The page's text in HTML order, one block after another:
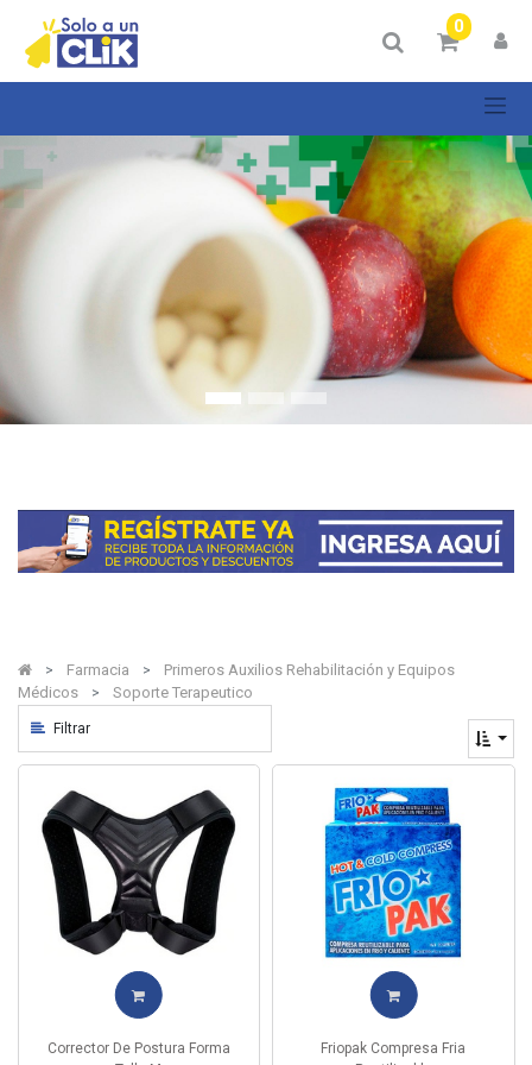
0
Farmacia
Primeros Auxilios Rehabilitación y Equipos
Médicos
Soporte Terapeutico
Filtrar
Mostrar
Categorías
Mostrar
opciones
Corrector De Postura Forma
Friopak Compresa Fria